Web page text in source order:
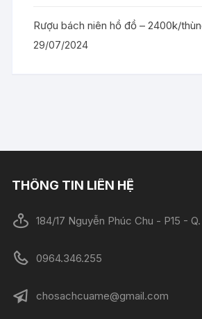
Rượu bách niên hồ đồ – 2400k/
29/07/2024
THÔNG TIN LIÊN HỆ
184/17 Nguyễn Phúc Chu - P15 -
0964.346.255
chosachcuame@gmail.com